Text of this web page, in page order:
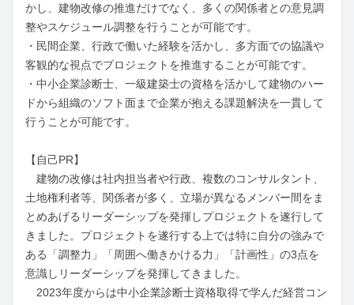
かし、建物改修の推進だけでなく、多くの関係者との意見調
整やスケジュール調整を行うことが可能です。
・民間企業、行政で働いた経験を活かし、多方面での協議や
客観的な視点でプロジェクトを推進することが可能です。
・中小企業診断士、一級建築士の資格を活かして建物のハー
ドから組織のソフト面まで企業が抱える課題解決を一貫して
行うことが可能です。
【自己PR】
建物の改修は社内担当者や行政、複数のコンサルタント、
土地権利者等、関係者が多く、立場が異なるメンバー間をま
とめあげるリーダーシップを発揮しプロジェクトを遂行して
きました。プロジェクトを遂行する上では特に自分の強みで
ある「調整力」「周囲へ働きかける力」「計画性」の3点を
意識しリーダーシップを発揮してきました。
2023年度からは中小企業診断士資格取得で学んだ経営コン